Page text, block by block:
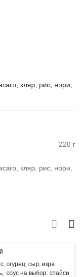
кляр, рис, нори,
220 г
кляр, рис, нори,
огурец, сыр, икра
соус на выбор: спайси